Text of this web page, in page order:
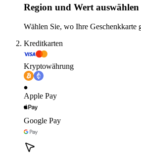
Region und Wert auswählen
Wählen Sie, wo Ihre Geschenkkarte
Kreditkarten
Kryptowährung
Apple Pay
Google Pay